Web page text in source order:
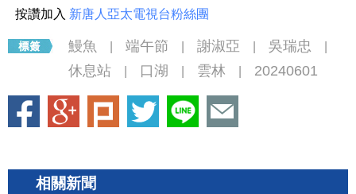
按讚加入 新唐人亞太電視台粉絲團
鰻魚 端午節 謝淑亞 吳瑞忠
休息站 口湖 雲林 20240601
相關新聞